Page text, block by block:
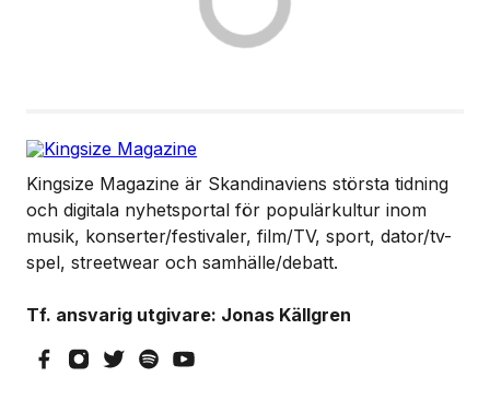
Kingsize Magazine är Skandinaviens största tidning
och digitala nyhetsportal för populärkultur inom
musik, konserter/festivaler, film/TV, sport, dator/tv-
spel, streetwear och samhälle/debatt.
Tf. ansvarig utgivare: Jonas Källgren